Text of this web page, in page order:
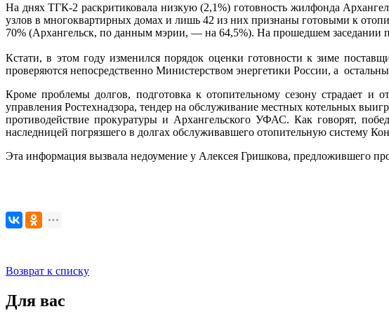
На днях ТГК-2 раскритиковала низкую (2,1%) готовность жилфонда
узлов в многоквартирных домах и лишь 42 из них признаны готовыми к
70% (Архангельск, по данным мэрии, — на 64,5%). На прошедшем заседании
Кстати, в этом году изменился порядок оценки готовности к зиме
проверяются непосредственно Министерством энергетики России, а
Кроме проблемы долгов, подготовка к отопительному сезону страдает
управления Ростехнадзора, тендер на обслуживание местных котельных
противодействие прокуратуры и Архангельского УФАС. Как говорят,
наследницей погрязшего в долгах обслуживавшего отопительную
Эта информация вызвала недоумение у Алексея Гришкова, предложившего
Возврат к списку
Для вас